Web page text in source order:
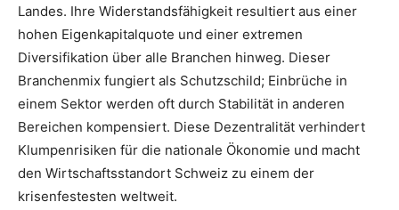
Landes. Ihre Widerstandsfähigkeit resultiert aus einer
hohen Eigenkapitalquote und einer extremen
Diversifikation über alle Branchen hinweg. Dieser
Branchenmix fungiert als Schutzschild; Einbrüche in
einem Sektor werden oft durch Stabilität in anderen
Bereichen kompensiert. Diese Dezentralität verhindert
Klumpenrisiken für die nationale Ökonomie und macht
den Wirtschaftsstandort Schweiz zu einem der
krisenfestesten weltweit.